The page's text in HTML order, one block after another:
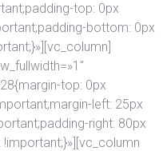
top: 0px
bottom: 0px
top: 0px
left: 25px
right: 80px